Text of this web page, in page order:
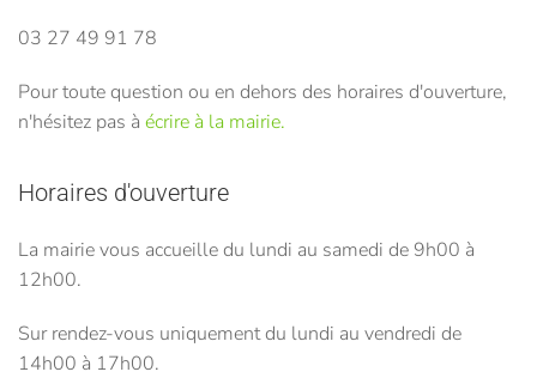
03 27 49 91 78
Pour toute question ou en dehors des horaires d'ouverture,
n'hésitez pas à écrire à la mairie.
Horaires d'ouverture
La mairie vous accueille du lundi au samedi de 9h00 à
12h00.
Sur rendez-vous uniquement du lundi au vendredi de
14h00 à 17h00.